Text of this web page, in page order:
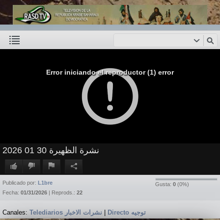
Error iniciando el reproductor (1) error
نشرة الظهيرة 30 01 2026
Gusta: 0 (0%)
Publicado por: L1bre
Fecha: 01/31/2026 | Reprods.: 22
Canales: Telediarios نشرات الاخبار Directo توجيه